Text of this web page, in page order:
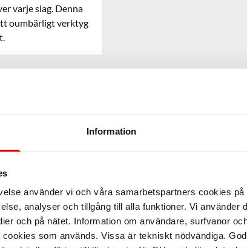
Information
använder vi och våra samarbetspartners cookies
analyser och tillgång till alla funktioner. Vi använder
och på nätet. Information om användare, surfvanor
som används. Vissa är tekniskt nödvändiga.
varje slag. Denna
oumbärligt verktyg